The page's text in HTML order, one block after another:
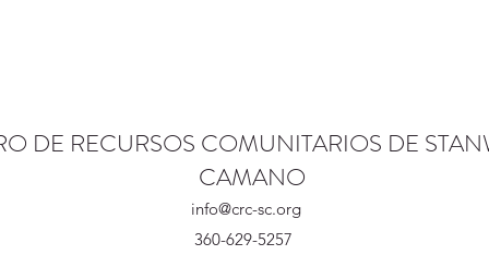
DE RECURSOS COMUNITARIOS DE
CAMANO
info@crc-sc.org
360-629-5257